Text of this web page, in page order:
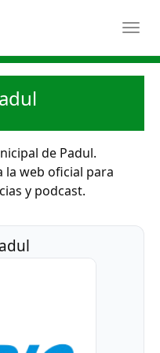
de Padul.
la web oficial para
y podcast.